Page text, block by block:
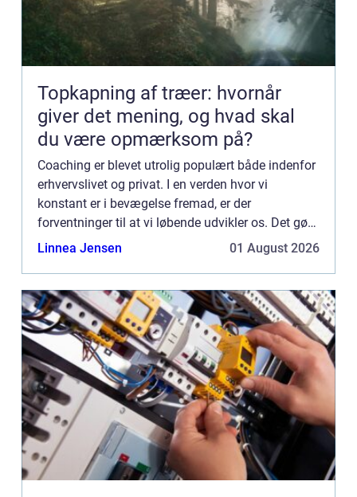
Topkapning af træer: hvornår
giver det mening, og hvad skal
du være opmærksom på?
Coaching er blevet utrolig populært både indenfor
erhvervslivet og privat. I en verden hvor vi
konstant er i bevægelse fremad, er der
forventninger til at vi løbende udvikler os. Det gør
at flere og flere stiller h&osl...
Linnea Jensen 01 August 2026